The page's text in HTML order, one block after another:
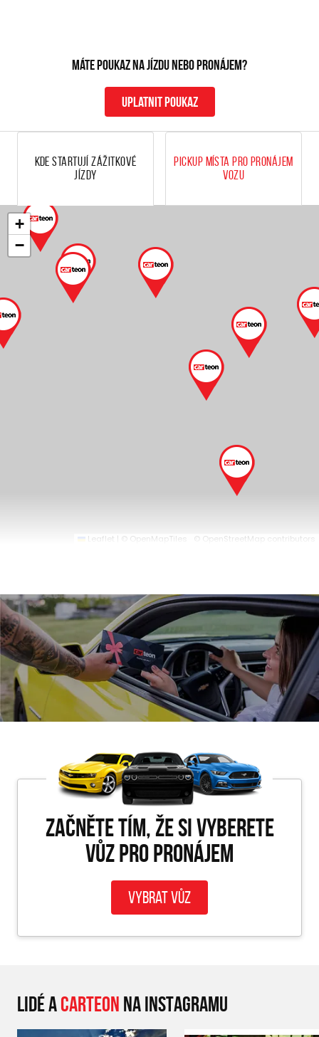
Máte poukaz na jízdu nebo pronájem?
uplatnit poukaz
Kde startují zážitkové
jízdy
Pickup místa pro pronájem
vozu
+
−
Leaflet | © OpenMapTiles © OpenStreetMap contributors
Začněte tím, že si vyberete
vůz pro PRONÁJEM
Vybrat vůz
LIDÉ ACARTEON NA INSTAGRAMU